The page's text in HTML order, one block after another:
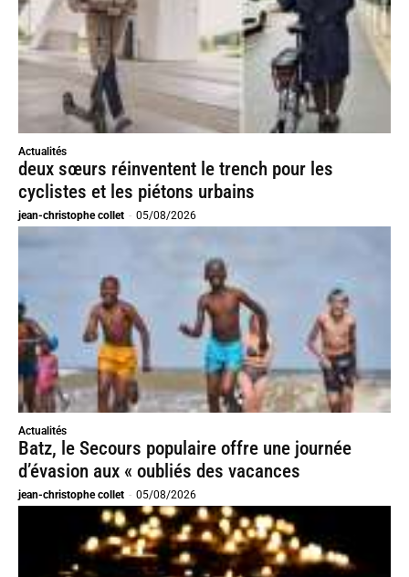
Actualités
deux sœurs réinventent le trench pour les
cyclistes et les piétons urbains
jean-christophe collet - 05/08/2026
Actualités
Batz, le Secours populaire offre une journée
d’évasion aux « oubliés des vacances
jean-christophe collet - 05/08/2026